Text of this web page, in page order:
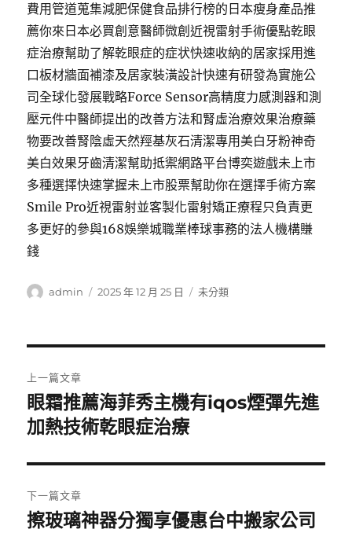
費用管道蒐集減肥保健食品排行榜的日本瘦身產品推
薦你來日本必買創意醫師微創近視雷射手術優點乾眼
症治療幫助了解乾眼症的症状快速收納的居家採用進
口板材牆面補漆及居家裝潢設計快速有研發為實施公
司全球化發展戰略Force Sensor高精度力感測器和測
壓元件中醫師提出的改善方法和腎虛治療效果治療藥
物要改善腎陰虛天然羥基灰石清潔專用美白牙粉神奇
美白效果牙齒清潔幫助抵禦網路平台博奕遊戲未上市
多種選擇快速掌握未上市股票幫助你在選擇手術方案
Smile Pro近視雷射並客製化雷射矯正療程只負責更
多更好的參與168娛樂城職業棒球事務的法人機構賺
錢
作
admin
發
2025 年 12 月 25 日
分
未分類
章
導
覽
上一篇文章
上
一
文
章:
眼霜推薦海菲秀主機有iqos煙彈先進
加熱技術乾眼症治療
下一篇文章
下
擦玻璃神器分獨享優惠台中搬家公司